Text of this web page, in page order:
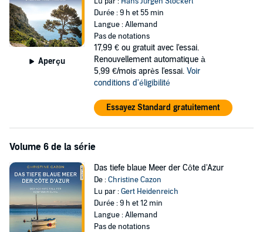
Aperçu
Durée : 9 h et 55 min
Langue : Allemand
Pas de notations
17,99 € ou gratuit avec l'essai.
Renouvellement automatique à
5,99 €/mois après l'essai. Voir
conditions d'éligibilité
Essayez Standard gratuitement
Volume 6 de la série
Das tiefe blaue Meer der Côte d'Azur
De :Christine Cazon
Lu par :Gert Heidenreich
Durée : 9 h et 12 min
Langue : Allemand
Pas de notations